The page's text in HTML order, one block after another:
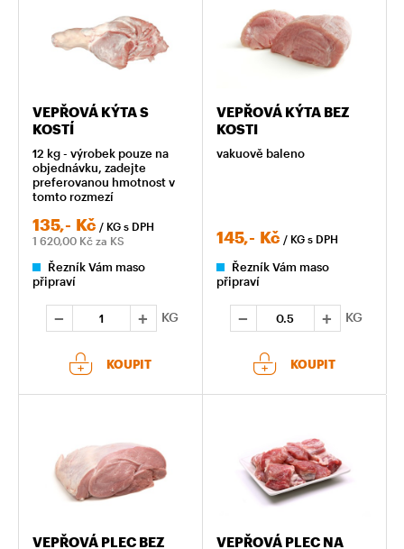
VEPŘOVÁ KÝTA S
KOSTÍ
12 kg - výrobek pouze na
objednávku, zadejte
preferovanou hmotnost v
tomto rozmezí
135,- Kč / KG s DPH
1 620,00 Kč za KS
Řezník Vám maso
připraví
KG
KOUPIT
VEPŘOVÁ KÝTA BEZ
KOSTI
vakuově baleno
145,- Kč / KG s DPH
Řezník Vám maso
připraví
KG
KOUPIT
VEPŘOVÁ PLEC BEZ
VEPŘOVÁ PLEC NA